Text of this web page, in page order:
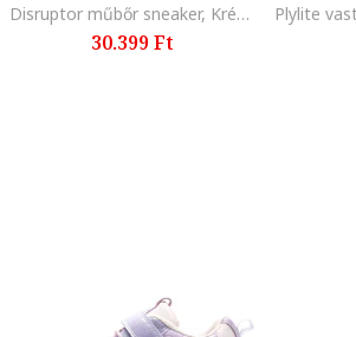
Disruptor műbőr sneaker, Krémszín
30.399 Ft